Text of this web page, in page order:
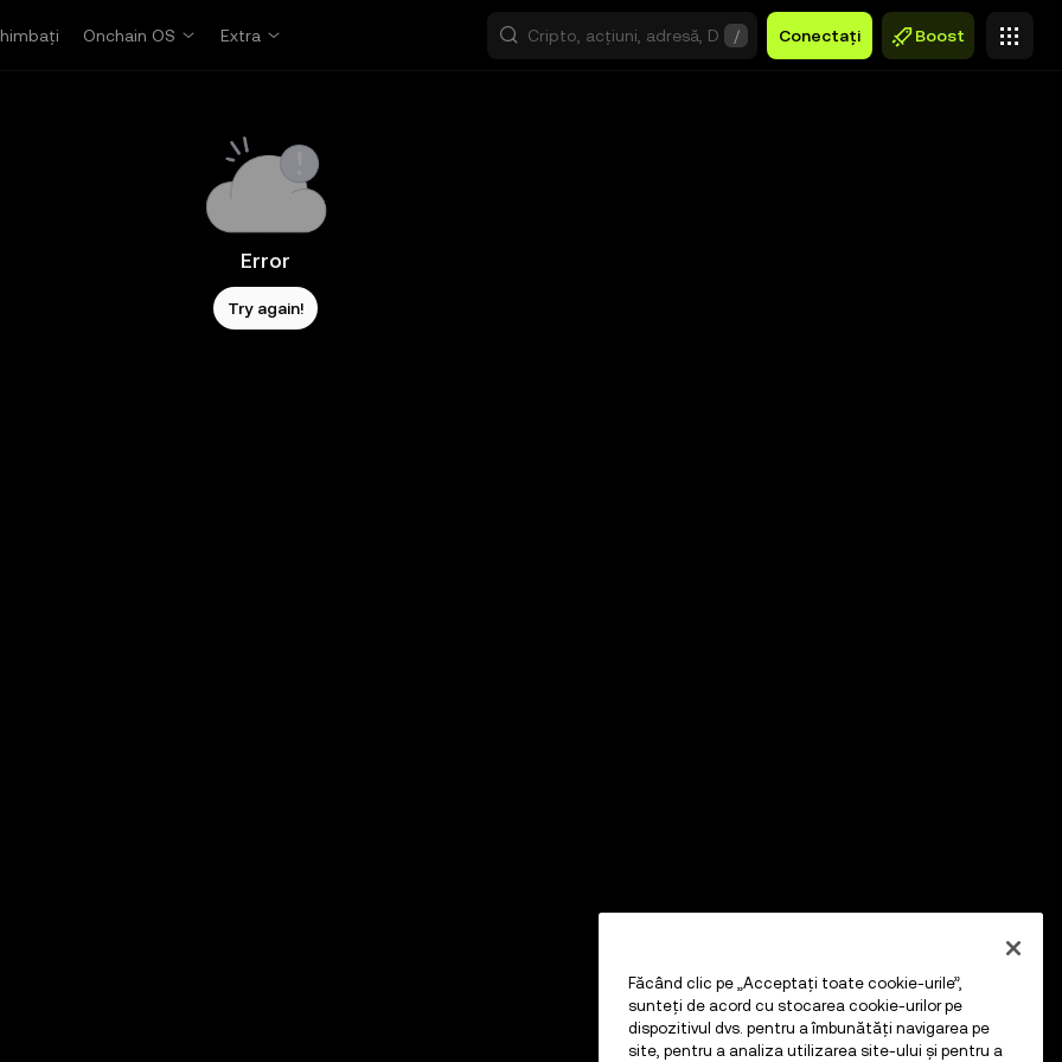
Onchain OS Extra / Conectați Boost
Error
Try again!
Făcând clic pe „Acceptați toate cookie-urile”,
sunteți de acord cu stocarea cookie-urilor pe
dispozitivul dvs. pentru a îmbunătăți navigarea pe
site, pentru a analiza utilizarea site-ului și pentru a